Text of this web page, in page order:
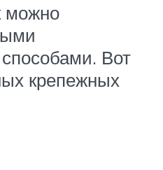
можно
Вот
крепежных